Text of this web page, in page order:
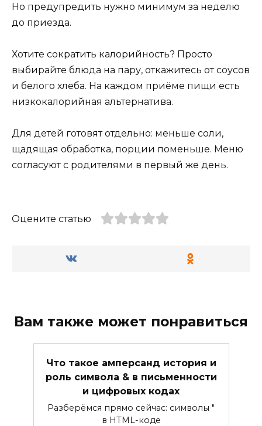
Но предупредить нужно минимум за неделю
до приезда.
Хотите сократить калорийность? Просто
выбирайте блюда на пару, откажитесь от соусов
и белого хлеба. На каждом приёме пищи есть
низкокалорийная альтернатива.
Для детей готовят отдельно: меньше соли,
щадящая обработка, порции поменьше. Меню
согласуют с родителями в первый же день.
Оцените статью
Вам также может понравиться
Что такое амперсанд история и
роль символа & в письменности
и цифровых кодах
Разберёмся прямо сейчас: символы "
в HTML-коде